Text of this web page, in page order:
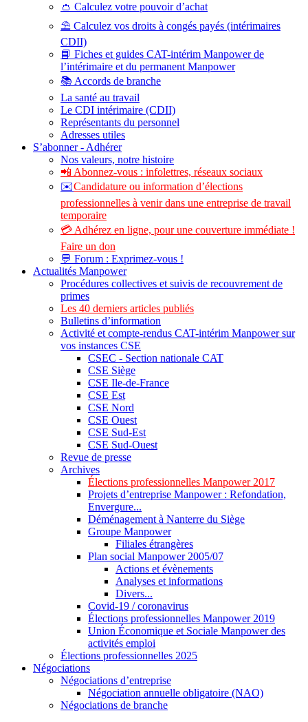
👛 Calculez votre pouvoir d’achat
⛱️ Calculez vos droits à congés payés (intérimaires
CDII)
📘 Fiches et guides CAT-intérim Manpower de
l’intérimaire et du permanent Manpower
📚 Accords de branche
La santé au travail
Le CDI intérimaire (CDII)
Représentants du personnel
Adresses utiles
S’abonner - Adhérer
Nos valeurs, notre histoire
📲 Abonnez-vous : infolettres, réseaux sociaux
✉️Candidature ou information d’élections
professionnelles à venir dans une entreprise de travail
temporaire
💳 Adhérez en ligne, pour une couverture immédiate !
Faire un don
💬 Forum : Exprimez-vous !
Actualités Manpower
Procédures collectives et suivis de recouvrement de
primes
Les 40 derniers articles publiés
Bulletins d’information
Activité et compte-rendus CAT-intérim Manpower sur
vos instances CSE
CSEC - Section nationale CAT
CSE Siège
CSE Ile-de-France
CSE Est
CSE Nord
CSE Ouest
CSE Sud-Est
CSE Sud-Ouest
Revue de presse
Archives
Élections professionnelles Manpower 2017
Projets d’entreprise Manpower : Refondation,
Envergure...
Déménagement à Nanterre du Siège
Groupe Manpower
Filiales étrangères
Plan social Manpower 2005/07
Actions et évènements
Analyses et informations
Divers...
Covid-19 / coronavirus
Élections professionnelles Manpower 2019
Union Économique et Sociale Manpower des
activités emploi
Élections professionnelles 2025
Négociations
Négociations d’entreprise
Négociation annuelle obligatoire (NAO)
Négociations de branche